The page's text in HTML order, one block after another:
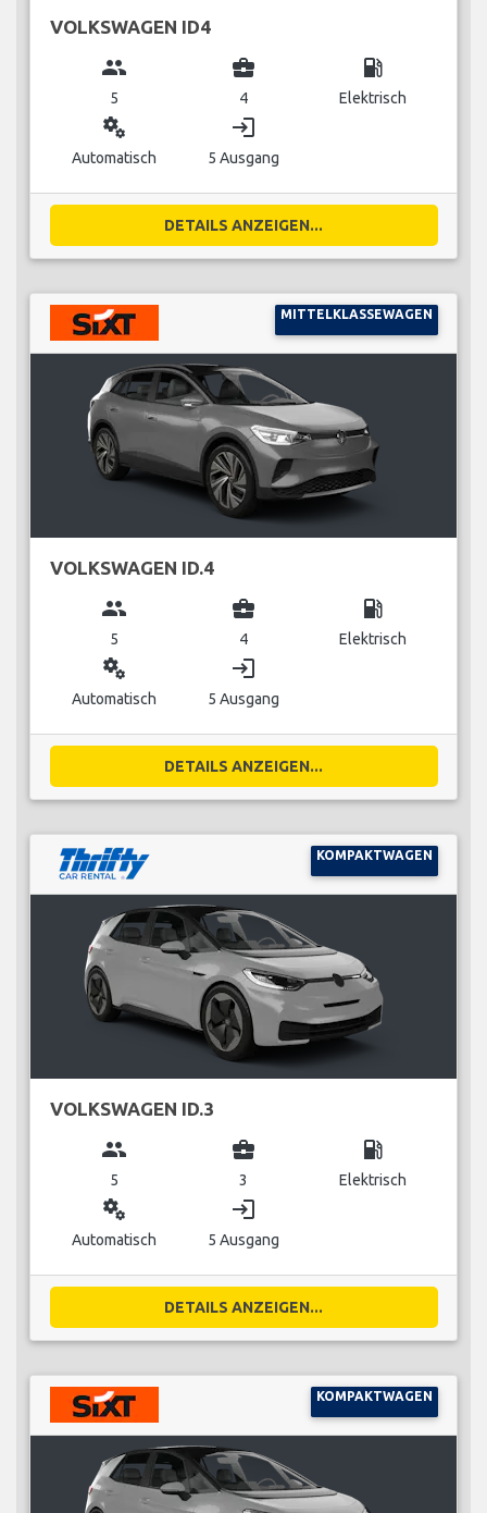
VOLKSWAGEN ID4
group
5
business_center
4
local_gas_station
Elektrisch
miscellaneous_services
Automatisch
login
5 Ausgang
DETAILS ANZEIGEN...
MITTELKLASSEWAGEN
VOLKSWAGEN ID.4
group
5
business_center
4
local_gas_station
Elektrisch
miscellaneous_services
Automatisch
login
5 Ausgang
DETAILS ANZEIGEN...
KOMPAKTWAGEN
VOLKSWAGEN ID.3
group
5
business_center
3
local_gas_station
Elektrisch
miscellaneous_services
Automatisch
login
5 Ausgang
DETAILS ANZEIGEN...
KOMPAKTWAGEN